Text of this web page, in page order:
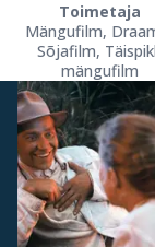
Toimetaja
Mängufilm,
Sõjafilm,
mängufilm